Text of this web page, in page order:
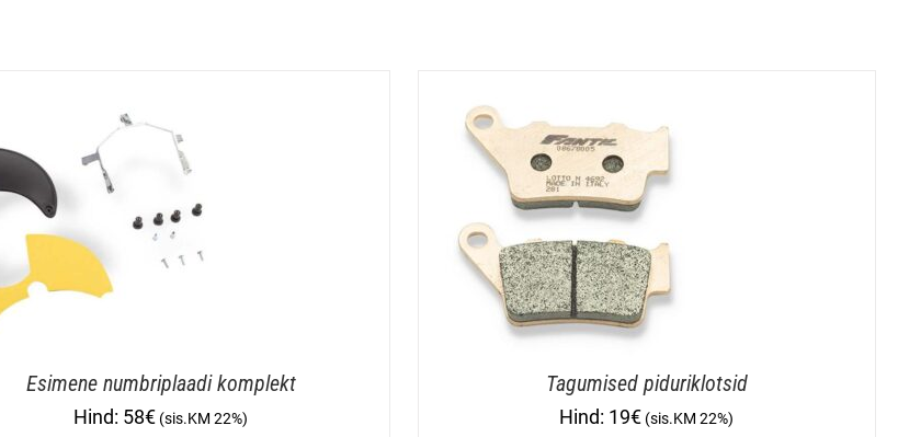
Esimene numbriplaadi komplekt
58€
Tagumised piduriklotsid
19€